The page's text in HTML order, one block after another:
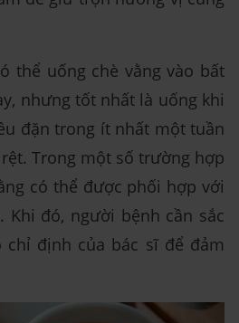
thể uống chè vằng vào bất
nhưng tốt nhất là uống khi
đặn trong ít nhất một tuần
Trong một số trường hợp
có thể được phối hợp với
Khi đó, người bệnh cần sắc
chỉ định của bác sĩ để đảm